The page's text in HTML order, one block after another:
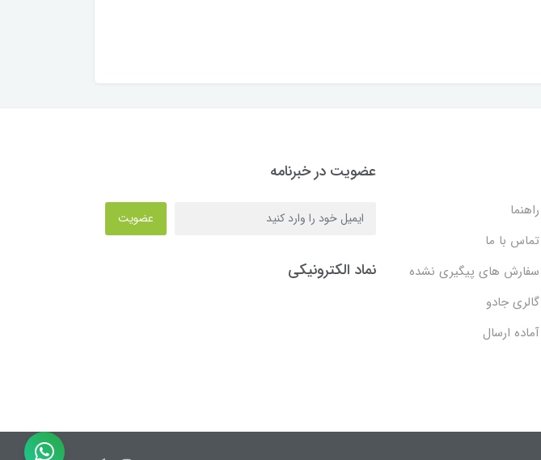
راهنما
تماس با ما
سفارش های پیگیری نشده
گالری جادو
آماده ارسال
عضویت در خبرنامه
عضویت
نماد الکترونیکی